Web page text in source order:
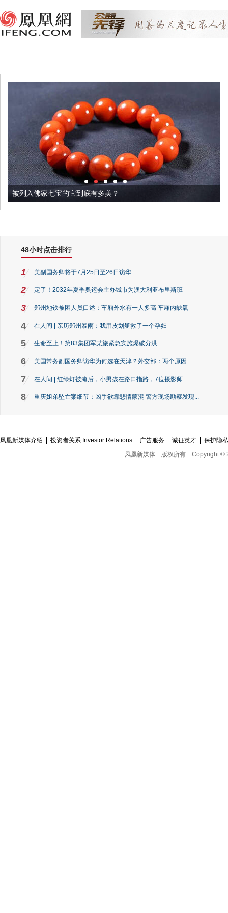
被列入佛家七宝的它到底有多美？
48小时点击排行
1 美副国务卿将于7月25日至26日访华
2 定了！2032年夏季奥运会主办城市为澳大利亚布里斯班
3 郑州地铁被困人员口述：车厢外水有一人多高 车厢内缺氧
4 在人间 | 亲历郑州暴雨：我用皮划艇救了一个孕妇
5 生命至上！第83集团军某旅紧急实施爆破分洪
6 美国常务副国务卿访华为何选在天津？外交部：两个原因
7 在人间 | 红绿灯被淹后，小男孩在路口指路，7位摄影师...
8 重庆姐弟坠亡案细节：凶手欲靠悲情蒙混 警方现场勘察发现...
凤凰新媒体介绍 投资者关系 Investor Relations 广告服务 诚征英才
保护隐
凤凰新媒体
版权所有 Copyright ©